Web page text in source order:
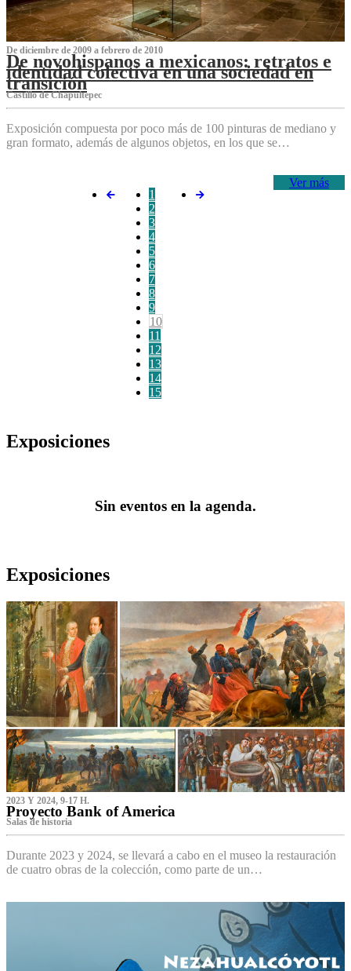
De diciembre de 2009 a febrero de 2010
De novohispanos a mexicanos: retratos e
identidad colectiva en una sociedad en
transición
Castillo de Chapultepec
Exposición compuesta por poco más de 100 pinturas de mediano y
gran formato, además de algunos objetos, en los que se…
Ver más
1
2
3
4
5
6
7
8
9
10
11
12
13
14
15
Exposiciones
Sin eventos en la agenda.
Exposiciones
2023 Y 2024, 9-17 H.
Proyecto Bank of America
S‌alas de historia
Durante 2023 y 2024, se llevará a cabo en el museo la restauración
de cuatro obras de la colección, como parte de un…